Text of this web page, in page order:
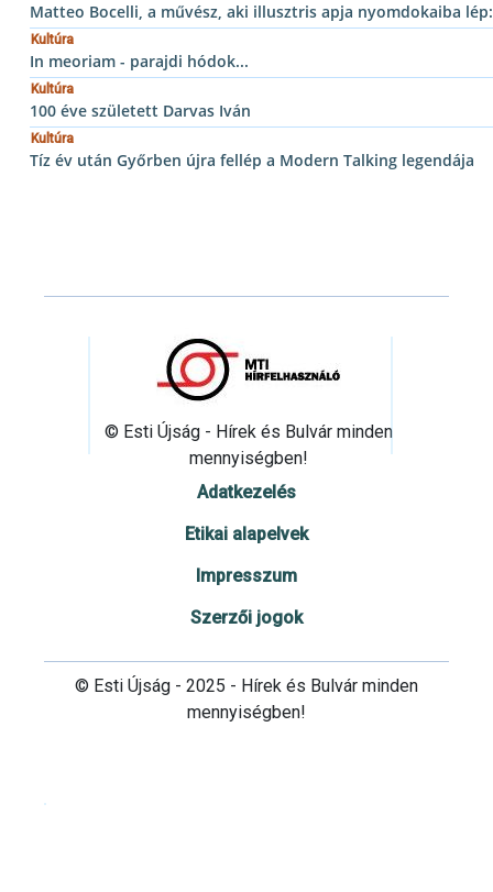
Matteo Bocelli, a művész, aki illusztris apja nyomdokaiba
Kultúra
In meoriam - parajdi hódok...
Kultúra
100 éve született Darvas Iván
Kultúra
Tíz év után Győrben újra fellép a Modern Talking legendája
© Esti Újság - Hírek és Bulvár minden
mennyiségben!
Adatkezelés
Etikai alapelvek
Impresszum
Szerzői jogok
© Esti Újság - 2025 - Hírek és Bulvár minden
mennyiségben!